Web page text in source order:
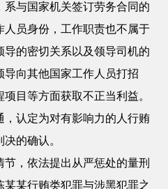
与国家机关签订劳务合同的
人员身份，工作职责也不属于
导的密切关系以及领导司机的
向其他国家工作人员打招
目等方面获取不正当利益。
，认定为对有影响力的人行贿
的确认。
节，依法提出从严惩处的量刑
某行贿类犯罪与涉黑犯罪之